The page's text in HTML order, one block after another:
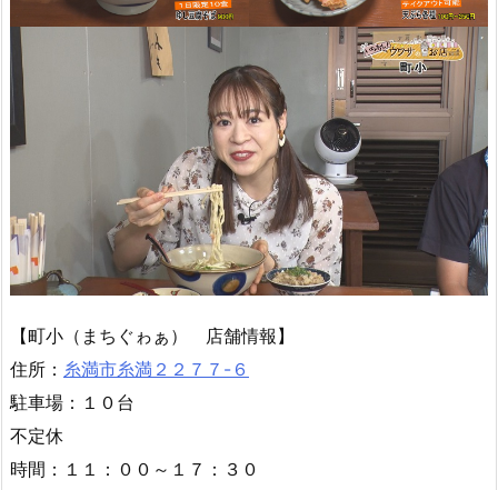
【町小（まちぐゎぁ） 店舗情報】
住所： 糸満市糸満２２７７-６
駐車場：１０台
不定休
時間：１１：００～１７：３０